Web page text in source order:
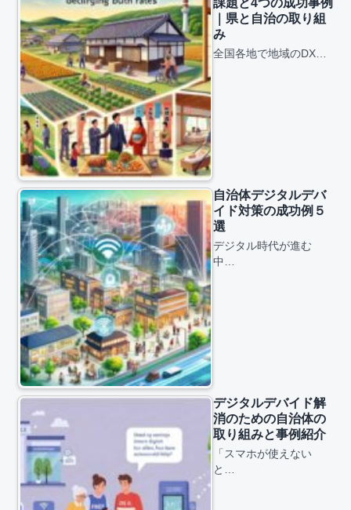
｜県と自治の取り組
み
全国各地で地域のDX…
自治体デジタルデバ
イド対策の成功例５
選
デジタル時代が進む
中…
デジタルデバイド解
消のための自治体の
取り組みと事例紹介
「スマホが使えない
と…